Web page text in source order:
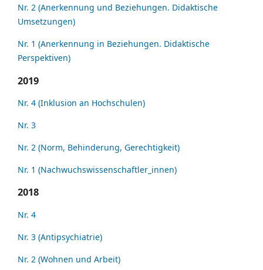
Nr. 2 (Anerkennung und Beziehungen. Didaktische
Umsetzungen)
Nr. 1 (Anerkennung in Beziehungen. Didaktische
Perspektiven)
2019
Nr. 4 (Inklusion an Hochschulen)
Nr. 3
Nr. 2 (Norm, Behinderung, Gerechtigkeit)
Nr. 1 (Nachwuchswissenschaftler_innen)
2018
Nr. 4
Nr. 3 (Antipsychiatrie)
Nr. 2 (Wohnen und Arbeit)